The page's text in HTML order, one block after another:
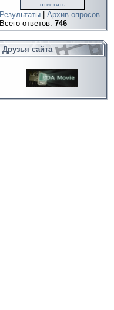
Результаты
Архив опросов
Всего ответов: 746
Друзья сайта